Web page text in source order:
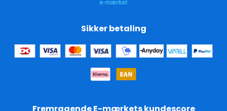
Sikker betaling